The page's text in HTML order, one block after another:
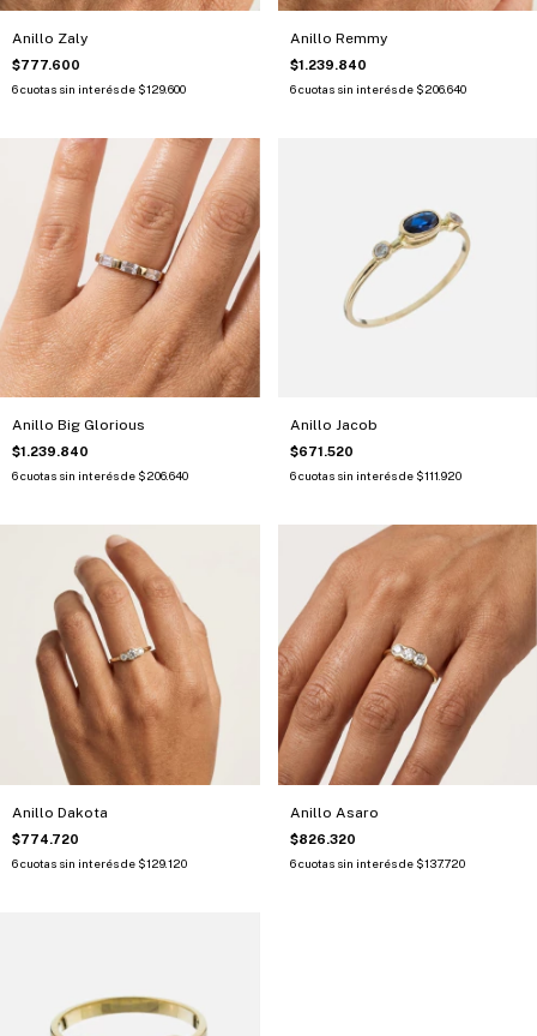
Anillo Zaly
$777.600
6cuotas sin interés de $129.600
Anillo Remmy
$1.239.840
6 cuotas sin interés de $206.640
Anillo Big Glorious
$1.239.840
6cuotas sin interés de $206.640
Anillo Jacob
$671.520
6 cuotas sin interés de $111.920
Anillo Dakota
$774.720
6cuotas sin interés de $129.120
Anillo Asaro
$826.320
6 cuotas sin interés de $137.720